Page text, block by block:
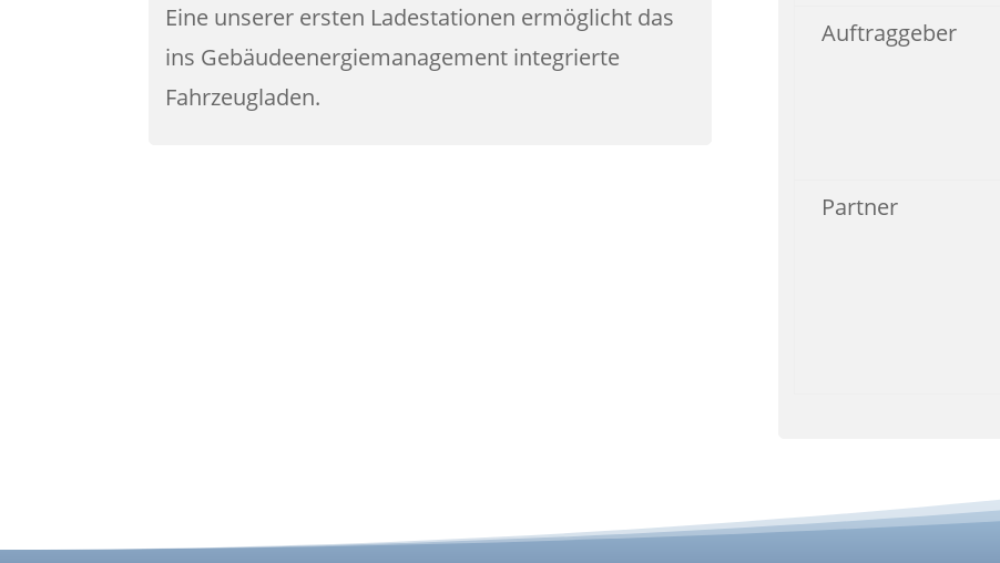
Eine unserer ersten Ladestationen ermöglicht das
ins Gebäudeenergiemanagement integrierte
Fahrzeugladen.
Auftraggeber
Partner